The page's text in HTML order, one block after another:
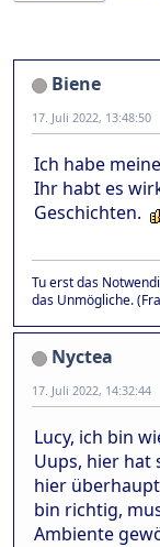
Biene
17. Juli 2022, 13:48:50
Ich habe
Ihr habt es
Geschichten.
Tu erst das
das Unmögliche.
Nyctea
17. Juli 2022, 14:32:44
Lucy, ich bin
Uups, hier hat
hier
bin richtig,
Ambiente